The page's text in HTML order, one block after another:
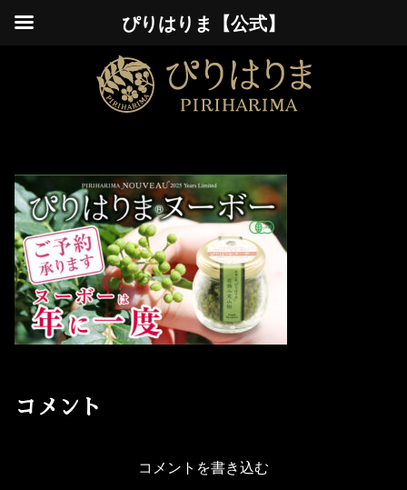
コメント
コメントを書き込む
ぴりはりま【公式】